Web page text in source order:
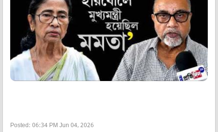
Posted: 06:34 PM Jun 04, 2026